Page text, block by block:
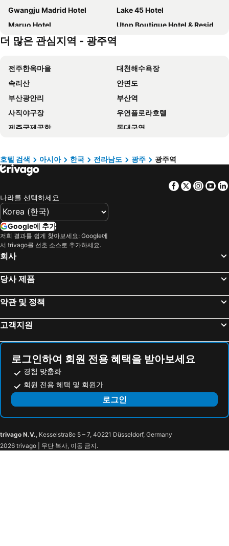
Gwangju Madrid Hotel
Lake 45 Hotel
Maruo Hotel
Utop Boutique Hotel & Residence
Noble Stay Hotel
호텔 B
BOLTON Hotel
Top Cloud Gwangju
Biennale Hotel
Hound Hotel Gwangju Cheomdan
Gwangju Aura Hotel
Brown Dot Hotel Sinan
돔 호텔
Dasomchae Hanok stay
히딩크관광호텔
호텔무등파크
Hotel Yoegieottae Gwangju Station
The First Boutique Hotel
Maison de Onu Gwangju Cheomdan
호텔 여기어때 충장로점
Hotel The Araboda
Saint Paul De Vence
Olle Business Hotel
Hotel Vantt
Ocean
Bently
Boutique Hotel Wine
Duzon
EG Stay Hotel
광주 게스트하우스 145 - 호스텔
Ramada Plaza by Wyndham Chungjang
파레스관광호텔
호텔 야자 광주충장로점
국제 비즈니스 호텔
벤처 비지니스호텔
더 많은 관심지역 - 광주역
전주한옥마을
대천해수욕장
속리산
안면도
부산광안리
부산역
사직야구장
우연플로라호텔
제주국제공항
동대구역
성산일출봉
성산
김해국제공항
대구 국제공항
광주역
고창ㆍ화순ㆍ강화 고인돌유적
천안-아산역
광주무등경기장
한밭종합운동장
대구시민운동장 야구장
해인사
대전월드컵경기장
삼락체육공원
호텔 검색 아시아 한국 전라남도 광주 광주역
Facebook
Twitter
나라를 선택하세요
Google에 추가
저희 결과를 쉽게 찾아보세요: Google에
서 trivago를 선호 소스로 추가하세요.
회사
당사 제품
약관 및 정책
고객지원
로그인하여 회원 전용 혜택을 받아보세요
경험 맞춤화
회원 전용 혜택 및 회원가
로그인
trivago N.V., Kesselstraße 5 – 7, 40221 Düsseldorf, Germany
2026 trivago | 무단 복사, 이동 금지.